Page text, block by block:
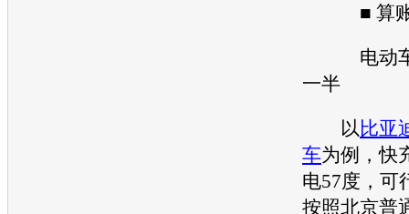
■ 算
电动
一半
以 比亚
车为例，快
电57度，可
按照北京普